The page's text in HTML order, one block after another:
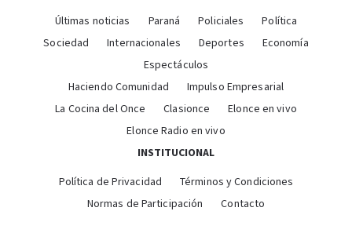
Últimas noticias Paraná Policiales
Política
Sociedad
Internacionales Deportes
Economía
Espectáculos
Haciendo Comunidad
Impulso Empresarial
La Cocina del Once
Clasionce
Elonce en vivo
Elonce Radio en vivo
INSTITUCIONAL
Política de Privacidad
Términos y Condiciones
Normas de Participación
Contacto